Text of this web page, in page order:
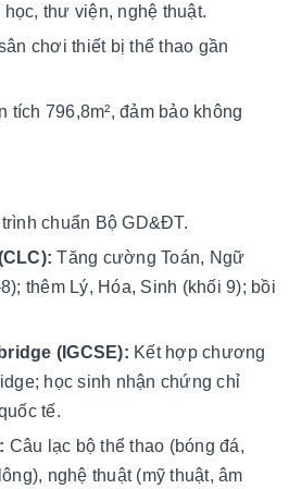
thư viện, nghệ thuật.
chơi thiết bị thể thao gần
tích 796,8m², đảm bảo không
chuẩn Bộ GD&ĐT.
Tăng cường Toán, Ngữ
thêm Lý, Hóa, Sinh (khối 9); bồi
(IGCSE): Kết hợp chương
học sinh nhận chứng chỉ
tế.
Câu lạc bộ thể thao (bóng đá,
nghệ thuật (mỹ thuật, âm